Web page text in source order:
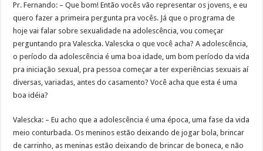
Pr. Fernando: – Que bom! Então vocês vão representar os jovens, e eu
quero fazer a primeira pergunta pra vocês. Já que o programa de
hoje vai falar sobre sexualidade na adolescência, vou começar
perguntando pra Valescka. Valescka o que você acha? A adolescência,
o período da adolescência é uma boa idade, um bom período da vida
pra iniciação sexual, pra pessoa começar a ter experiências sexuais aí
diversas, variadas, antes do casamento? Você acha que esta é uma
boa idéia?
Valescka: – Eu acho que a adolescência é uma época, uma fase da vida
meio conturbada. Os meninos estão deixando de jogar bola, brincar
de carrinho, as meninas estão deixando de brincar de boneca, e não